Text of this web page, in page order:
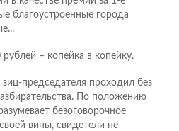
благоустроенные города
– копейка в копейку.
зиц-председателя проходил без
По положению
безоговорочное
вины, свидетели не